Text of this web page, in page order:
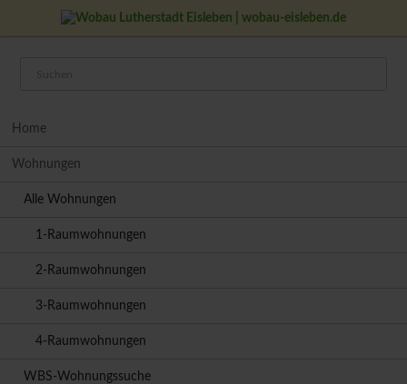
Home
Wohnungen
Alle Wohnungen
1-Raumwohnungen
2-Raumwohnungen
3-Raumwohnungen
4-Raumwohnungen
WBS-Wohnungssuche